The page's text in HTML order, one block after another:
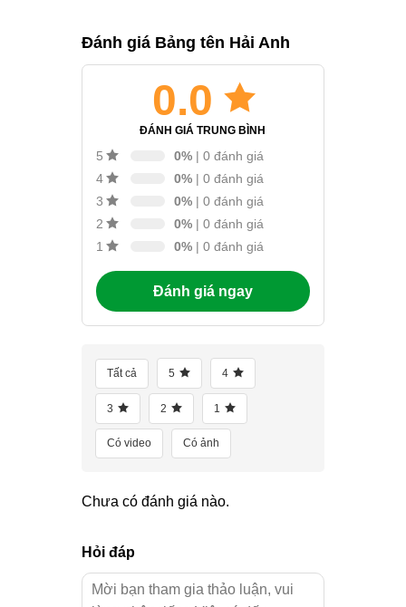
Đánh giá Bảng tên Hải Anh
0.0
ĐÁNH GIÁ TRUNG BÌNH
5 0% | 0 đánh giá
4
0% | 0 đánh giá
3
0% | 0 đánh giá
2
0% | 0 đánh giá
1
0% | 0 đánh giá
Đánh giá ngay
Tất cả 5 4
3 2 1
Có video Có ảnh
Chưa có đánh giá nào.
Hỏi đáp